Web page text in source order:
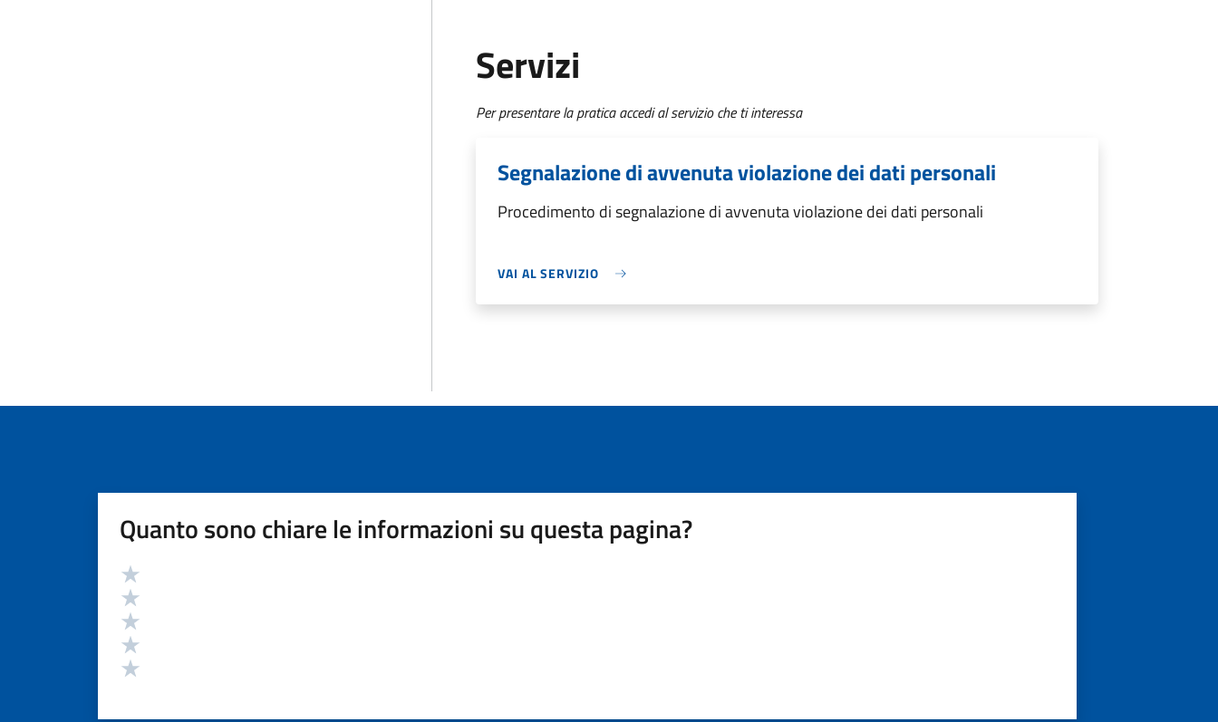
Servizi
Per presentare la pratica accedi al servizio che ti interessa
Segnalazione di avvenuta violazione dei dati personali
Procedimento di segnalazione di avvenuta violazione dei dati personali
VAI AL SERVIZIO
Quanto sono chiare le informazioni su questa pagina?
Valutazione